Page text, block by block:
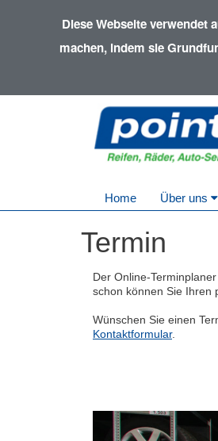
Diese Webseite verwendet
machen, indem sie
Home Über uns
Termin
Der Online-
schon können Sie Ihren
Wünschen Sie einen
Kontaktformular.